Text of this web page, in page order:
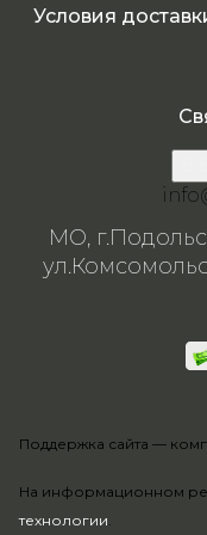
Условия
На информационном
технологии.
МО,
Поддержка сайта —